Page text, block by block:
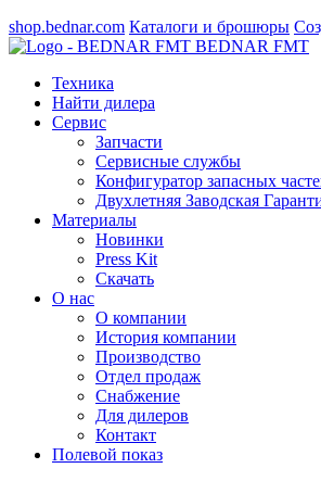
shop.bednar.com Каталоги и брошюры
BEDNAR FMT
Техника
Найти дилера
Сервис
Запчасти
Сервисные службы
Конфигуратор запасных
Двухлетняя Заводская
Материалы
Новинки
Press Kit
Скачать
О нас
О компании
История компании
Производство
Отдел продаж
Cнабжение
Для дилеров
Контакт
Полевой показ